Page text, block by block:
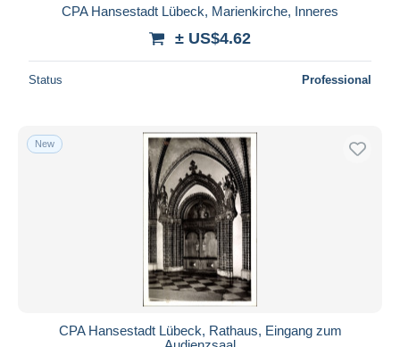
CPA Hansestadt Lübeck, Marienkirche, Inneres
± US$4.62
Status Professional
New
CPA Hansestadt Lübeck, Rathaus, Eingang zum